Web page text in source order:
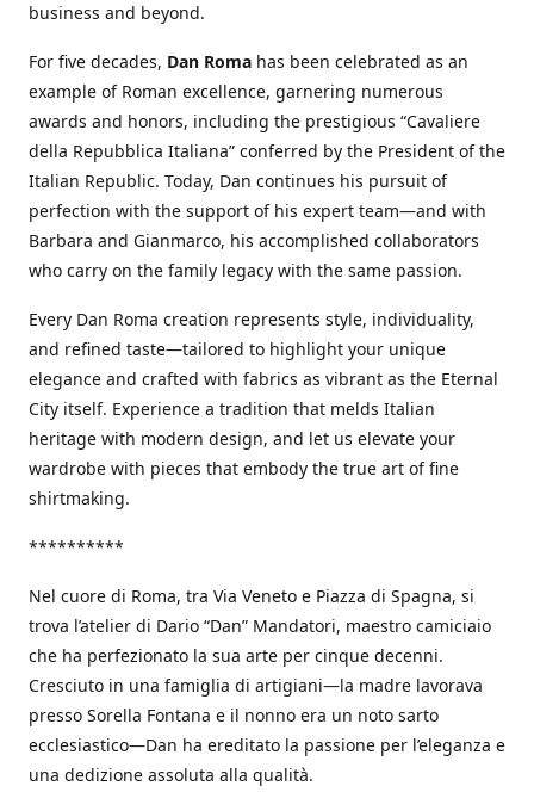
business and beyond.
For five decades, Dan Roma has been celebrated as an
example of Roman excellence, garnering numerous
awards and honors, including the prestigious “Cavaliere
della Repubblica Italiana” conferred by the President of the
Italian Republic. Today, Dan continues his pursuit of
perfection with the support of his expert team—and with
Barbara and Gianmarco, his accomplished collaborators
who carry on the family legacy with the same passion.
Every Dan Roma creation represents style, individuality,
and refined taste—tailored to highlight your unique
elegance and crafted with fabrics as vibrant as the Eternal
City itself. Experience a tradition that melds Italian
heritage with modern design, and let us elevate your
wardrobe with pieces that embody the true art of fine
shirtmaking.
**********
Nel cuore di Roma, tra Via Veneto e Piazza di Spagna, si
trova l’atelier di Dario “Dan” Mandatori, maestro camiciaio
che ha perfezionato la sua arte per cinque decenni.
Cresciuto in una famiglia di artigiani—la madre lavorava
presso Sorella Fontana e il nonno era un noto sarto
ecclesiastico—Dan ha ereditato la passione per l’eleganza e
una dedizione assoluta alla qualità.